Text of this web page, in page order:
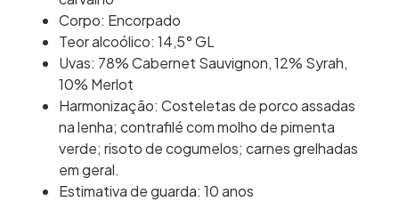
Corpo: Encorpado
Teor alcoólico: 14,5° GL
Uvas: 78% Cabernet Sauvignon, 12% Syrah,
10% Merlot
Harmonização: Costeletas de porco assadas
na lenha; contrafilé com molho de pimenta
verde; risoto de cogumelos; carnes grelhadas
em geral.
Estimativa de guarda: 10 anos